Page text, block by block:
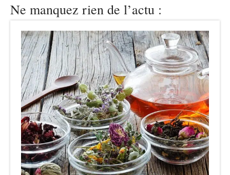
Ne manquez rien de l’actu :